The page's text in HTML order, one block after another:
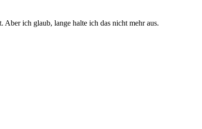
ich glaub, lange halte ich das nicht mehr aus.